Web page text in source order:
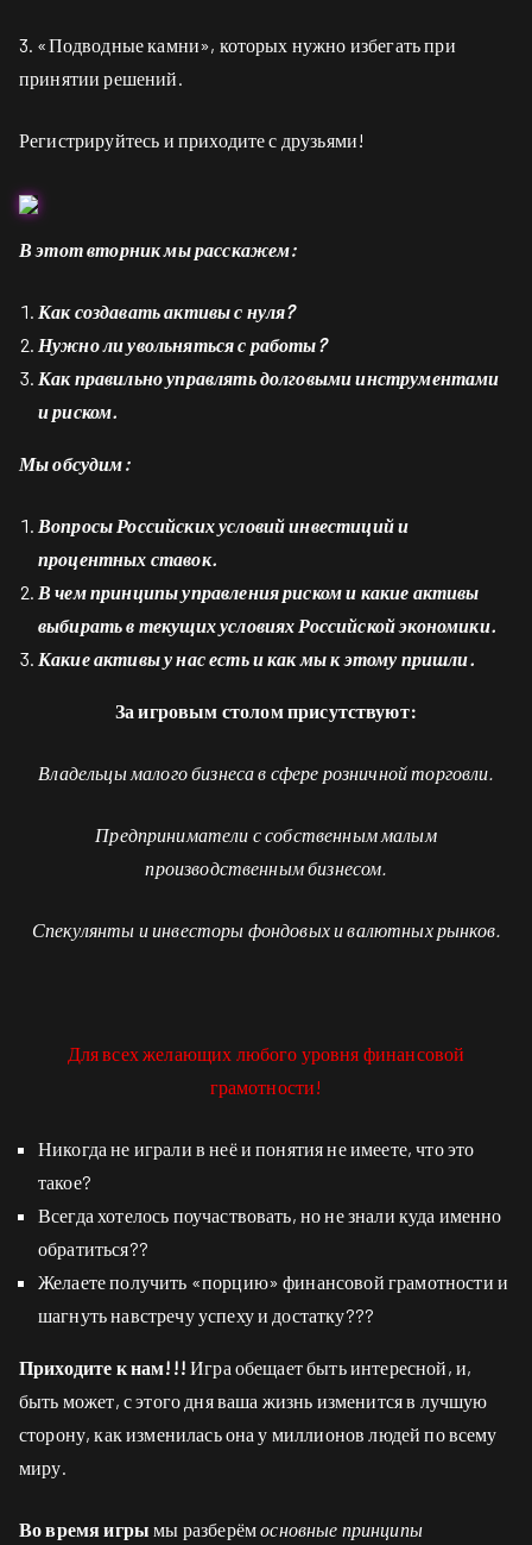
3. «Подводные камни», которых нужно избегать при
принятии решений.
Регистрируйтесь и приходите с друзьями!
В этот вторник мы расскажем:
Как создавать активы с нуля?
Нужно ли увольняться с работы?
Как правильно управлять долговыми инструментами
и риском.
Мы обсудим:
Вопросы Российских условий инвестиций и
процентных ставок.
В чем принципы управления риском и какие активы
выбирать в текущих условиях Российской экономики.
Какие активы у нас есть и как мы к этому пришли.
За игровым столом присутствуют:
Владельцы малого бизнеса в сфере розничной торговли.
Предприниматели с собственным малым
производственным бизнесом.
Спекулянты и инвесторы фондовых и валютных рынков.
Для всех желающих любого уровня финансовой
грамотности!
Никогда не играли в неё и понятия не имеете, что это
такое?
Всегда хотелось поучаствовать, но не знали куда именно
обратиться??
Желаете получить «порцию» финансовой грамотности и
шагнуть навстречу успеху и достатку???
Приходите к нам!!!Игра обещает быть интересной, и,
быть может, с этого дня ваша жизнь изменится в лучшую
сторону, как изменилась она у миллионов людей по всему
миру.
Во время игры мы разберёмосновные принципы